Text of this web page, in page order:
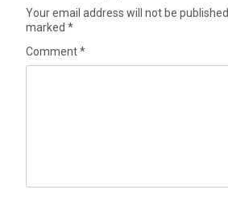
Your email address will not be published.
marked*
Comment*